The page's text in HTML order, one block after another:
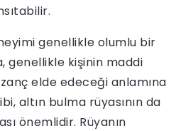
genellikle olumlu bir
genellikle kişinin maddi
elde edeceği anlamına
altın bulma rüyasının da
önemlidir. Rüyanın